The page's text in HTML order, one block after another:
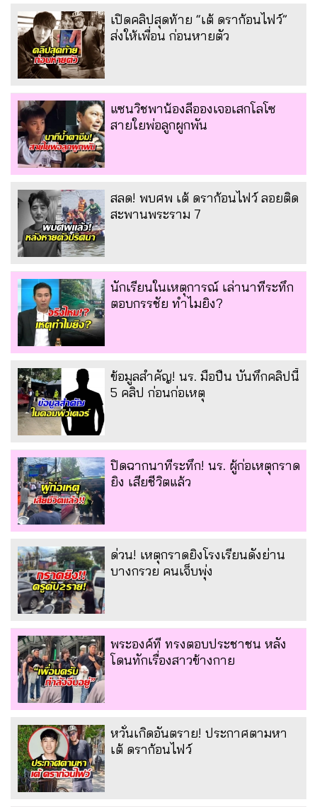
เปิดคลิปสุดท้าย “เต้ ดราก้อนไฟว์”
ส่งให้เพื่อน ก่อนหายตัว
แซนวิชพาน้องลีอองเจอเสกโลโซ
สายใยพ่อลูกผูกพัน
สลด! พบศพ เต้ ดราก้อนไฟว์ ลอยติด
สะพานพระราม 7
นักเรียนในเหตุการณ์ เล่านาทีระทึก
ตอบกรรชัย ทำไมยิง?
ข้อมูลสำคัญ! นร. มือปืน บันทึกคลิปนี้
5 คลิป ก่อนก่อเหตุ
ปิดฉากนาทีระทึก! นร. ผู้ก่อเหตุกราด
ยิง เสียชีวิตแล้ว
ด่วน! เหตุกราดยิงโรงเรียนดังย่าน
บางกรวย คนเจ็บพุ่ง
พระองค์ที ทรงตอบประชาชน หลัง
โดนทักเรื่องสาวข้างกาย
หวั่นเกิดอันตราย! ประกาศตามหา
เต้ ดราก้อนไฟว์